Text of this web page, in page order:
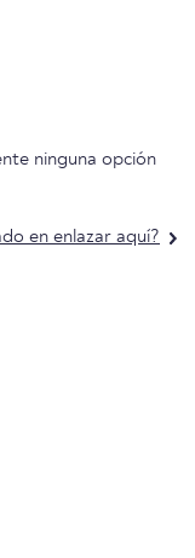
ninguna opción
en enlazar aquí?